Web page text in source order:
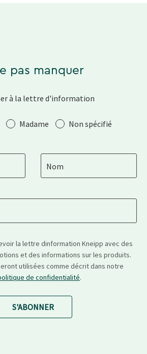
pas manquer
à la lettre d'information
Madame Non spécifié
Nom
la lettre dinformation Kneipp avec des
et des informations sur les produits.
utilisées comme décrit dans notre
de confidentialité.
S'ABONNER